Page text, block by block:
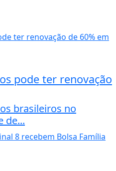
pode ter renovação
brasileiros no
de...